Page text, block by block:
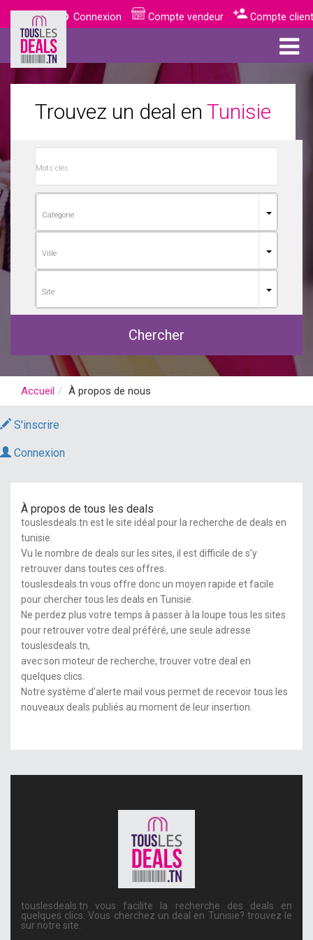
Connexion Compte vendeur Compte client
Trouvez un deal en Tunisie
Chercher
Accueil À propos de nous
S'inscrire
Connexion
À propos de tous les deals
touslesdeals.tn est le site idéal pour la recherche de deals en
tunisie.
Vu le nombre de deals sur les sites, il est difficile de s’y
retrouver dans toutes ces offres.
touslesdeals.tn vous offre donc un moyen rapide et facile
pourcherchertous les deals en Tunisie.
Ne perdez plus votre temps à passer à la loupe tous les sites
pour retrouver votre deal préféré, une seule adresse
touslesdeals.tn,
avec son moteur de recherche, trouvervotre deal en
quelques clics.
Notre système d’alerte mail vous permet de recevoir tous les
nouveaux deals publiés au moment de leur insertion.
touslesdeals.tn vous facilite la recherche des deals en
quelques clics. Vous cherchez un deal en Tunisie? trouvez le
sur notre site.